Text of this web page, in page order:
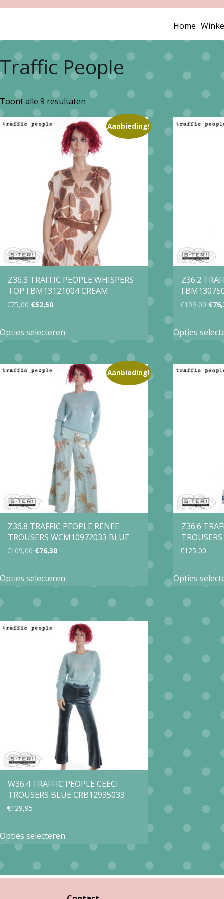
Home
Traffic People
Toont alle 9 resultaten Gesorteerd
op
nieuwste
Aanbieding!
Z36.3 TRAFFIC PEOPLE WHISPERS
TOP FBM13121004 CREAM
€75,00 Oorspronkelijke
was:
€52,50Huidige
is:
€52,50.
Opties selecteren
product
meerdere
variaties.
Deze
optie
kan
gekozen
worden
op
de
productpagina
Z36.2
€109,00
was:
€
Opties
Aanbieding!
Z36.8 TRAFFIC PEOPLE RENEE
TROUSERS WCM10972033 BLUE
€109,00 Oorspronkelijke
was:
€109,00.
€76,30Huidige
is:
€76,30.
Opties selecteren
product
heeft
meerdere
variaties.
Deze
optie
kan
gekozen
worden
op
de
productpagina
Z36.6
€125,00
Opties
W36.4 TRAFFIC PEOPLE CEECI
TROUSERS BLUE CRB12935033
€129,95
Opties selecteren
product
heeft
meerdere